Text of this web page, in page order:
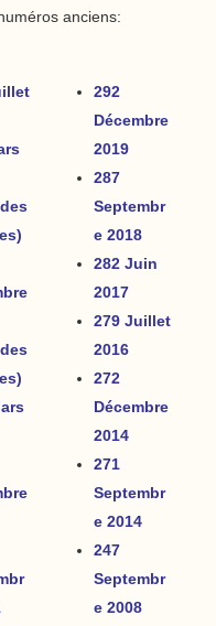
anciens:
292
Décembre
2019
287
Septembr
e 2018
282 Juin
2017
279Juillet
2016
272
Décembre
2014
271
Septembr
e 2014
247
Septembr
e 2008